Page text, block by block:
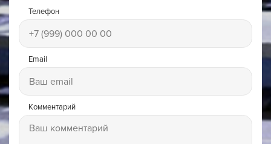
Телефон
Email
Комментарий